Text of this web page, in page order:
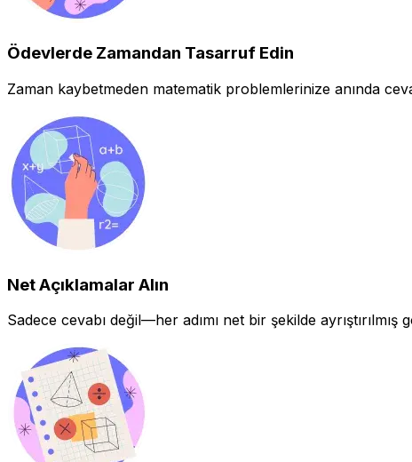
Ödevlerde Zamandan Tasarruf Edin
Zaman kaybetmeden matematik problemlerinize anında
Net Açıklamalar Alın
Sadece cevabı değil—her adımı net bir şekilde